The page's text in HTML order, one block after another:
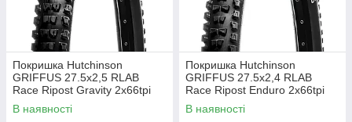
Покришка Hutchinson
GRIFFUS 27.5х2,5 RLAB
Race Ripost Gravity 2x66tpi
Tubeless Ready Складна
Black
В наявності
Покришка Hutchinson
GRIFFUS 27.5х2,4 RLAB
Race Ripost Enduro 2x66tpi
Tubeless Ready Складна
Black
В наявності